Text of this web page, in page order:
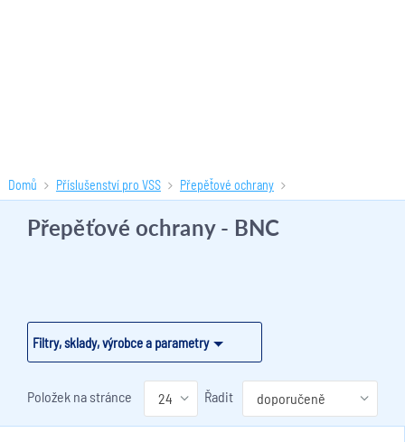
Domů Příslušenství pro VSS Přepěťové ochrany
Přepěťové ochrany - BNC (1 produktů)
Filtry, sklady, výrobce a parametry
Přepěťové ochrany - BNC
Položek na stránce Řadit